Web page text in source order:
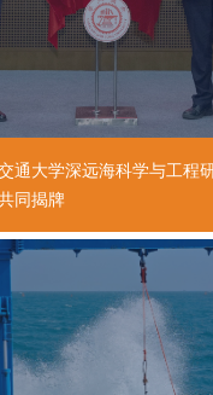
通大学深远海科学与工程
同揭牌